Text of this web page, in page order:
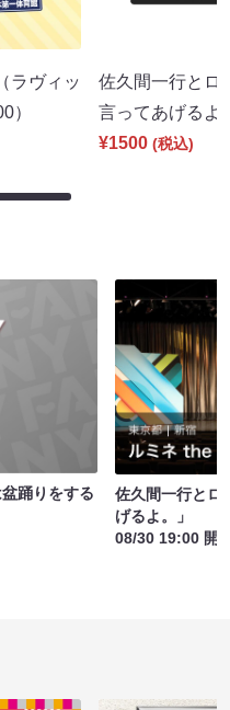
ラヴィッ
）
佐久間一行とロ
言ってあげる
¥1500 (税込)
踊りをする
佐久間一行とロ
げるよ。」
08/30 19:00 開